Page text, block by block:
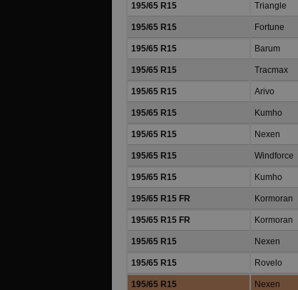
195/65 R15 Triangle
195/65 R15 Fortune
195/65 R15 Barum
195/65 R15 Tracmax
195/65 R15 Arivo
195/65 R15 Kumho
195/65 R15 Nexen
195/65 R15 Windforce
195/65 R15 Kumho
195/65 R15 FR Kormoran
195/65 R15 FR Kormoran
195/65 R15 Nexen
195/65 R15 Rovelo
195/65 R15 Nexen